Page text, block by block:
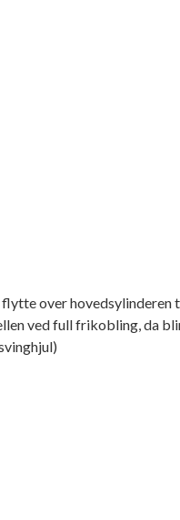
over hovedsylinderen
ved full frikobling, da